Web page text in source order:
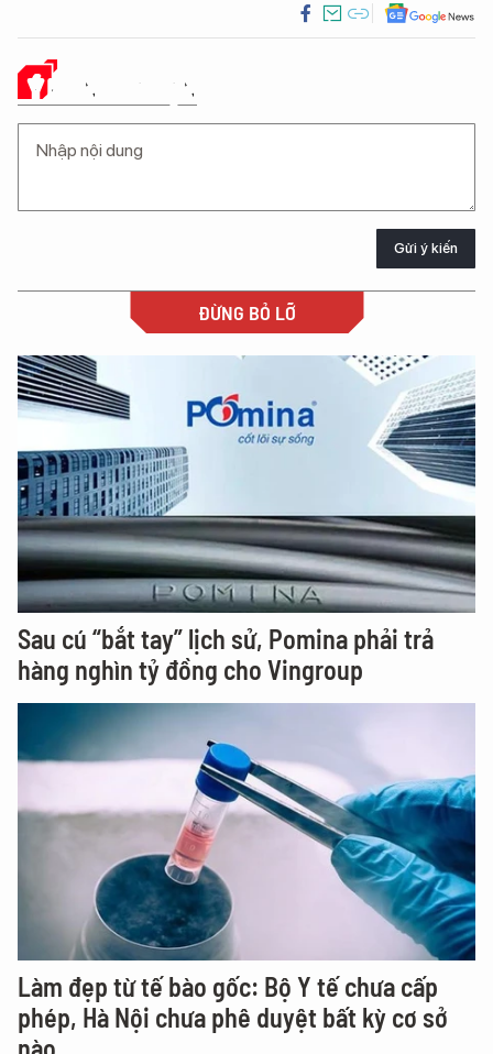
Ý KIẾN CỦA BẠN
Gửi ý kiến
ĐỪNG BỎ LỠ
Sau cú “bắt tay” lịch sử, Pomina phải trả
hàng nghìn tỷ đồng cho Vingroup
Làm đẹp từ tế bào gốc: Bộ Y tế chưa cấp
phép, Hà Nội chưa phê duyệt bất kỳ cơ sở